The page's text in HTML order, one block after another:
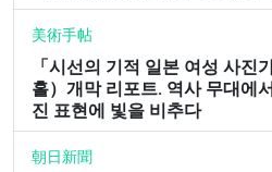
美術手帖
「시선의 기적 일본 여성 사진
홀）개막 리포트. 역사 무대에
진 표현에 빛을 비추다
朝日新聞